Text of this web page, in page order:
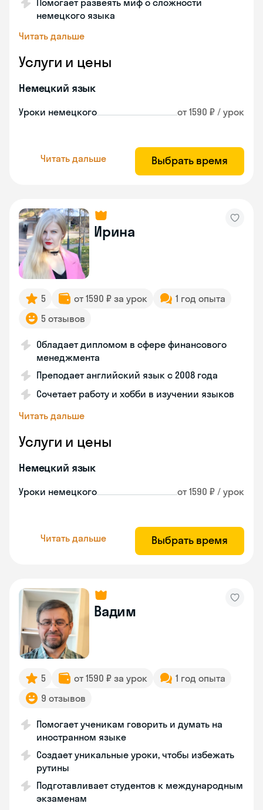
Помогает развеять миф о сложности
немецкого языка
Читать дальше
Услуги и цены
Немецкий язык
Уроки немецкого от 1590 ₽ / урок
Читать дальше Выбрать время
Ирина
5 от 1590 ₽ за урок
1 год опыта
5 отзывов
Обладает дипломом в сфере финансового
менеджмента
Преподает английский язык с 2008 года
Сочетает работу и хобби в изучении языков
Читать дальше
Услуги и цены
Немецкий язык
Уроки немецкого от 1590 ₽ / урок
Читать дальше Выбрать время
Вадим
5 от 1590 ₽ за урок
1 год опыта
9 отзывов
Помогает ученикам говорить и думать на
иностранном языке
Создает уникальные уроки, чтобы избежать
рутины
Подготавливает студентов к международным
экзаменам